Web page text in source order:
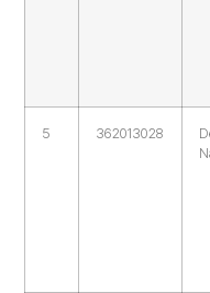
5 362013028